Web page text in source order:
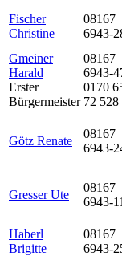
Fischer
Christine
08167
6943-
Gmeiner
Harald
Erster
Bürgermeister
08167
6943-
0170
72 528
Götz Renate
08167
6943-
Gresser Ute
08167
6943-11
Haberl
Brigitte
08167
6943-